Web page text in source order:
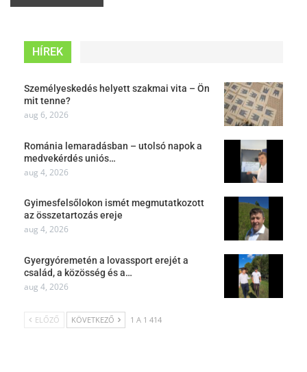
HÍREK
Személyeskedés helyett szakmai vita – Ön
mit tenne?
aug 6, 2026
Románia lemaradásban – utolsó napok a
medvekérdés uniós…
aug 4, 2026
Gyimesfelsőlokon ismét megmutatkozott
az összetartozás ereje
aug 4, 2026
Gyergyóremetén a lovassport erejét a
család, a közösség és a…
aug 4, 2026
ELŐZŐ KÖVETKEZŐ 1 A 1 414